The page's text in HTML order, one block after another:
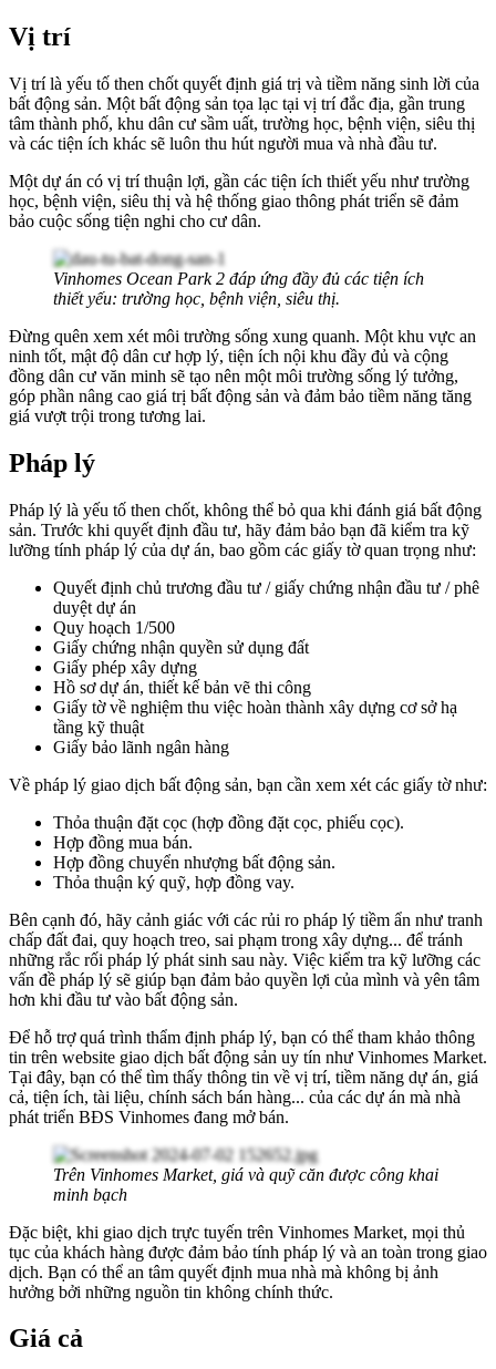
Vị trí
Vị trí là yếu tố then chốt quyết định giá trị và tiềm năng sinh lời của
bất động sản. Một bất động sản tọa lạc tại vị trí đắc địa, gần trung
tâm thành phố, khu dân cư sầm uất, trường học, bệnh viện, siêu thị
và các tiện ích khác sẽ luôn thu hút người mua và nhà đầu tư.
Một dự án có vị trí thuận lợi, gần các tiện ích thiết yếu như trường
học, bệnh viện, siêu thị và hệ thống giao thông phát triển sẽ đảm
bảo cuộc sống tiện nghi cho cư dân.
Vinhomes Ocean Park 2 đáp ứng đầy đủ các tiện ích
thiết yếu: trường học, bệnh viện, siêu thị.
Đừng quên xem xét môi trường sống xung quanh. Một khu vực an
ninh tốt, mật độ dân cư hợp lý, tiện ích nội khu đầy đủ và cộng
đồng dân cư văn minh sẽ tạo nên một môi trường sống lý tưởng,
góp phần nâng cao giá trị bất động sản và đảm bảo tiềm năng tăng
giá vượt trội trong tương lai.
Pháp lý
Pháp lý là yếu tố then chốt, không thể bỏ qua khi đánh giá bất động
sản. Trước khi quyết định đầu tư, hãy đảm bảo bạn đã kiểm tra kỹ
lưỡng tính pháp lý của dự án, bao gồm các giấy tờ quan trọng như:
Quyết định chủ trương đầu tư / giấy chứng nhận đầu tư / phê
duyệt dự án
Quy hoạch 1/500
Giấy chứng nhận quyền sử dụng đất
Giấy phép xây dựng
Hồ sơ dự án, thiết kế bản vẽ thi công
Giấy tờ về nghiệm thu việc hoàn thành xây dựng cơ sở hạ
tầng kỹ thuật
Giấy bảo lãnh ngân hàng
Về pháp lý giao dịch bất động sản, bạn cần xem xét các giấy tờ như:
Thỏa thuận đặt cọc (hợp đồng đặt cọc, phiếu cọc).
Hợp đồng mua bán.
Hợp đồng chuyển nhượng bất động sản.
Thỏa thuận ký quỹ, hợp đồng vay.
Bên cạnh đó, hãy cảnh giác với các rủi ro pháp lý tiềm ẩn như tranh
chấp đất đai, quy hoạch treo, sai phạm trong xây dựng... để tránh
những rắc rối pháp lý phát sinh sau này. Việc kiểm tra kỹ lưỡng các
vấn đề pháp lý sẽ giúp bạn đảm bảo quyền lợi của mình và yên tâm
hơn khi đầu tư vào bất động sản.
Để hỗ trợ quá trình thẩm định pháp lý, bạn có thể tham khảo thông
tin trên website giao dịch bất động sản uy tín như Vinhomes Market.
Tại đây, bạn có thể tìm thấy thông tin về vị trí, tiềm năng dự án, giá
cả, tiện ích, tài liệu, chính sách bán hàng... của các dự án mà nhà
phát triển BĐS Vinhomes đang mở bán.
Trên Vinhomes Market, giá và quỹ căn được công khai
minh bạch
Đặc biệt, khi giao dịch trực tuyến trên Vinhomes Market, mọi thủ
tục của khách hàng được đảm bảo tính pháp lý và an toàn trong giao
dịch. Bạn có thể an tâm quyết định mua nhà mà không bị ảnh
hưởng bởi những nguồn tin không chính thức.
Giá cả